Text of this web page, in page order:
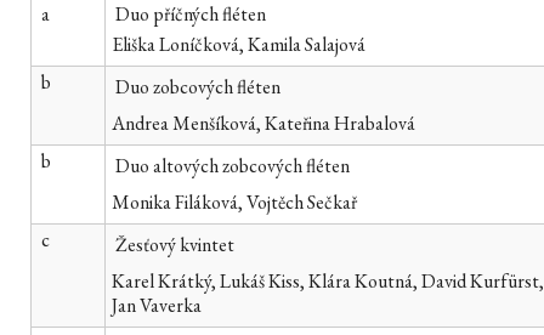
a
Duo příčných fléten
Eliška Loníčková, Kamila Salajová
b
Duo zobcových fléten
Andrea Menšíková, Kateřina Hrabalová
b
Duo altových zobcových fléten
Monika Filáková, Vojtěch Sečkař
c
Žesťový kvintet
Karel Krátký, Lukáš Kiss, Klára Koutná, David Kurfürst,
Jan Vaverka